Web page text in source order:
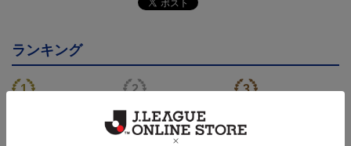
ランキング